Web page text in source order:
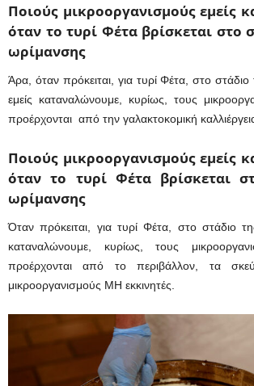
Ποιούς μικροοργανισμούς εμείς
όταν το τυρί Φέτα βρίσκεται στο
ωρίμανσης
Άρα, όταν πρόκειται, για τυρί Φέτα, στο
εμείς καταναλώνουμε, κυρίως, τους
προέρχονται από την γαλακτοκομική
Ποιούς μικροοργανισμούς εμείς
όταν το τυρί Φέτα βρίσκεται
ωρίμανσης
Όταν πρόκειται, για τυρί Φέτα, στο στάδιο
καταναλώνουμε, κυρίως, τους
προέρχονται από το περιβάλλον, τα
μικροοργανισμούς ΜΗ εκκινητές.